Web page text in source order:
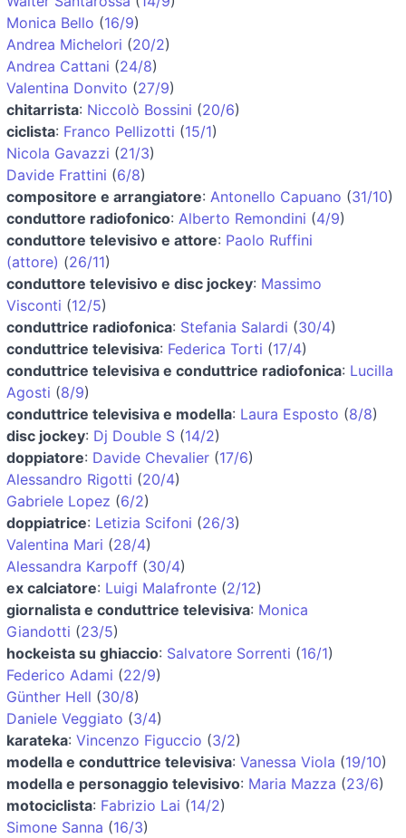
Monica Bello (16/9)
Andrea Michelori (20/2)
Andrea Cattani (24/8)
Valentina Donvito (27/9)
chitarrista: Niccolò Bossini (20/6)
ciclista: Franco Pellizotti (15/1)
Nicola Gavazzi (21/3)
Davide Frattini (6/8)
compositore e arrangiatore: Antonello Capuano (31/10)
conduttore radiofonico: Alberto Remondini (4/9)
conduttore televisivo e attore: Paolo Ruffini
(attore) (26/11)
conduttore televisivo e disc jockey: Massimo
Visconti (12/5)
conduttrice radiofonica: Stefania Salardi (30/4)
conduttrice televisiva: Federica Torti (17/4)
conduttrice televisiva e conduttrice radiofonica: Lucilla
Agosti (8/9)
conduttrice televisiva e modella: Laura Esposto (8/8)
disc jockey: Dj Double S (14/2)
doppiatore: Davide Chevalier (17/6)
Alessandro Rigotti (20/4)
Gabriele Lopez (6/2)
doppiatrice: Letizia Scifoni (26/3)
Valentina Mari (28/4)
Alessandra Karpoff (30/4)
ex calciatore: Luigi Malafronte (2/12)
giornalista e conduttrice televisiva: Monica
Giandotti (23/5)
hockeista su ghiaccio: Salvatore Sorrenti (16/1)
Federico Adami (22/9)
Günther Hell (30/8)
Daniele Veggiato (3/4)
karateka: Vincenzo Figuccio (3/2)
modella e conduttrice televisiva: Vanessa Viola (19/10)
modella e personaggio televisivo: Maria Mazza (23/6)
motociclista: Fabrizio Lai (14/2)
Simone Sanna (16/3)